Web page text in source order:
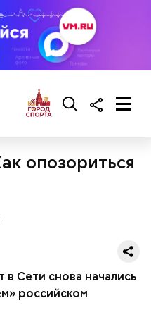
опозориться
в Сети снова начались
российском